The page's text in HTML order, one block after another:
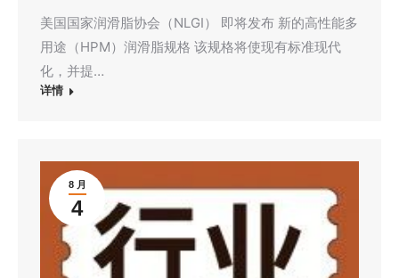
美国国家润滑脂协会（NLGI） 即将发布 新的高性能多
用途（HPM）润滑脂规格 该规格将使现有标准现代
化，并提…
详情
8 月
4